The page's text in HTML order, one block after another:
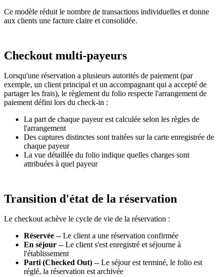
Ce modèle réduit le nombre de transactions individuelles et donne
aux clients une facture claire et consolidée.
Checkout multi-payeurs
Lorsqu'une réservation a plusieurs autorités de paiement (par
exemple, un client principal et un accompagnant qui a accepté de
partager les frais), le règlement du folio respecte l'arrangement de
paiement défini lors du check-in :
La part de chaque payeur est calculée selon les règles de
l'arrangement
Des captures distinctes sont traitées sur la carte enregistrée de
chaque payeur
La vue détaillée du folio indique quelles charges sont
attribuées à quel payeur
Transition d'état de la réservation
Le checkout achève le cycle de vie de la réservation :
Réservée -- Le client a une réservation confirmée
En séjour -- Le client s'est enregistré et séjourne à
l'établissement
Parti (Checked Out) -- Le séjour est terminé, le folio est
réglé, la réservation est archivée